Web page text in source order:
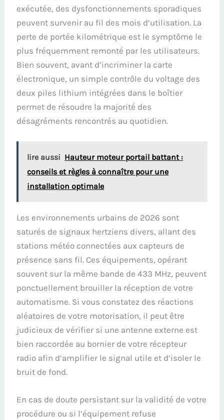
exécutée, des dysfonctionnements sporadiques
peuvent survenir au fil des mois d’utilisation. La
perte de portée kilométrique est le symptôme le
plus fréquemment remonté par les utilisateurs.
Bien souvent, avant d’incriminer la carte
électronique, un simple contrôle du voltage des
deux piles lithium intégrées dans le boîtier
permet de résoudre la majorité des
désagréments rencontrés au quotidien.
lire aussi Hauteur moteur portail battant :
conseils et règles à connaître pour une
installation optimale
Les environnements urbains de 2026 sont
saturés de signaux hertziens divers, allant des
stations météo connectées aux capteurs de
présence sans fil. Ces équipements, opérant
souvent sur la même bande de 433 MHz, peuvent
ponctuellement brouiller la réception de votre
automatisme. Si vous constatez des réactions
aléatoires de votre motorisation, il peut être
judicieux de vérifier si une antenne externe est
bien raccordée au bornier de votre récepteur
radio afin d’amplifier le signal utile et d’isoler le
bruit de fond.
En cas de doute persistant sur la validité de votre
procédure ou si l’équipement refuse